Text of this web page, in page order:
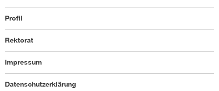
Profil
Rektorat
Impressum
Datenschutzerklärung